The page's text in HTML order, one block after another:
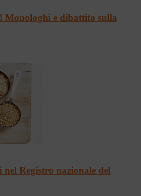
e dibattito sulla
nel Registro nazionale del